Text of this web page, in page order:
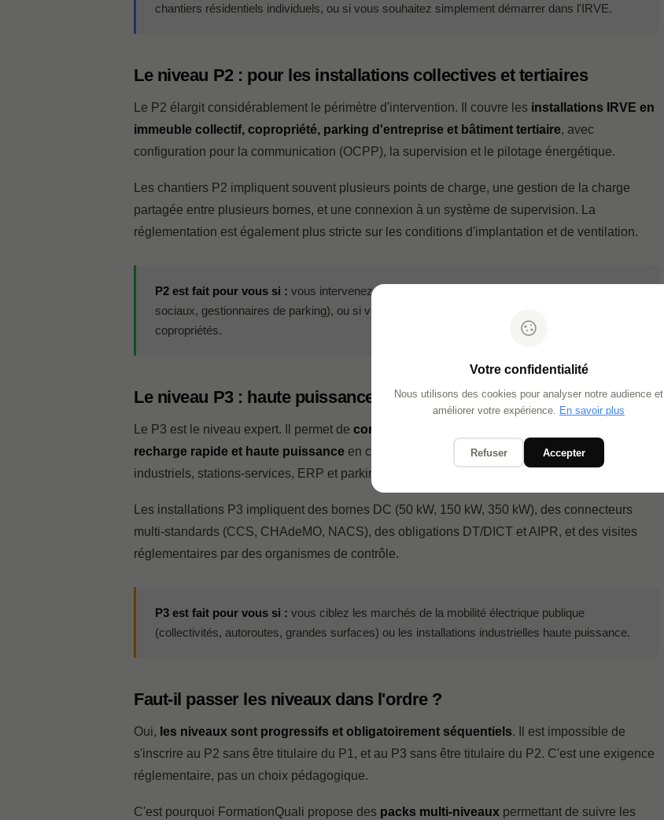
chantiers résidentiels individuels, ou si vous souhaitez simplement démarrer dans l'IRVE.
Le niveau P2 : pour les installations collectives et tertiaires
Le P2 élargit considérablement le périmètre d'intervention. Il couvre les installations IRVE en
immeuble collectif, copropriété, parking d'entreprise et bâtiment tertiaire, avec
configuration pour la communication (OCPP), la supervision et le pilotage énergétique.
Les chantiers P2 impliquent souvent plusieurs points de charge, une gestion de la charge
partagée entre plusieurs bornes, et une connexion à un système de supervision. La
réglementation est également plus stricte sur les conditions d'implantation et de ventilation.
P2 est fait pour vous si : vous intervenez sur des marchés collectifs (promoteurs, bailleurs
sociaux, gestionnaires de parking), ou si vous souhaitez répondre aux appels d'offres de
copropriétés.
Le niveau P3 : haute puissance et sites publics
Le P3 est le niveau expert. Il permet de concevoir et installer des infrastructures de
recharge rapide et haute puissance en courant continu (DC), sur des sites publics,
industriels, stations-services, ERP et parkings de grande capacité.
Les installations P3 impliquent des bornes DC (50 kW, 150 kW, 350 kW), des connecteurs
multi-standards (CCS, CHAdeMO, NACS), des obligations DT/DICT et AIPR, et des visites
réglementaires par des organismes de contrôle.
P3 est fait pour vous si : vous ciblez les marchés de la mobilité électrique publique
(collectivités, autoroutes, grandes surfaces) ou les installations industrielles haute puissance.
Faut-il passer les niveaux dans l'ordre ?
Oui, les niveaux sont progressifs et obligatoirement séquentiels. Il est impossible de
s'inscrire au P2 sans être titulaire du P1, et au P3 sans être titulaire du P2. C'est une exigence
réglementaire, pas un choix pédagogique.
C'est pourquoi FormationQuali propose des packs multi-niveaux permettant de suivre les
Votre confidentialité
Nous utilisons des cookies pour analyser notre audience et
améliorer votre expérience. En savoir plus
Refuser Accepter